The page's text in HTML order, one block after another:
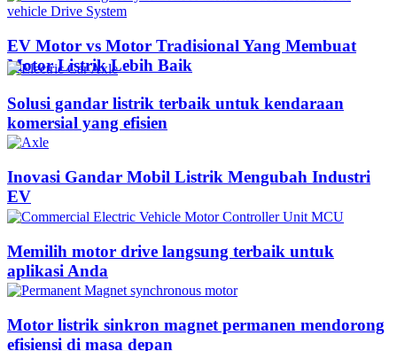
EV Motor vs Motor Tradisional Yang Membuat
Motor Listrik Lebih Baik
Solusi gandar listrik terbaik untuk kendaraan
komersial yang efisien
Inovasi Gandar Mobil Listrik Mengubah Industri
EV
Memilih motor drive langsung terbaik untuk
aplikasi Anda
Motor listrik sinkron magnet permanen mendorong
efisiensi di masa depan